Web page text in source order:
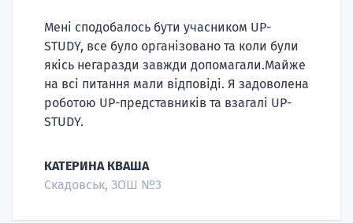
Мені сподобалось бути учасником UP-
STUDY, все було організовано та коли були
якісь негаразди завжди допомагали.Майже
на всі питання мали відповіді. Я задоволена
роботою UP-представників та взагалі UP-
STUDY.
КАТЕРИНА КВАША
Скадовськ, ЗОШ №3